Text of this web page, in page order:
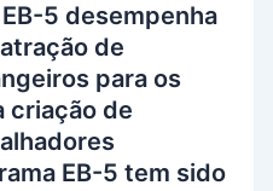
5 desempenha
de
para os
criação de
EB-5 tem sido